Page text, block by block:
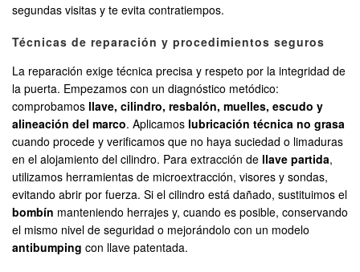
segundas visitas y te evita contratiempos.
Técnicas de reparación y procedimientos seguros
La reparación exige técnica precisa y respeto por la integridad de
la puerta. Empezamos con un diagnóstico metódico:
comprobamos llave, cilindro, resbalón, muelles, escudo y
alineación del marco. Aplicamos lubricación técnica no grasa
cuando procede y verificamos que no haya suciedad o limaduras
en el alojamiento del cilindro. Para extracción de llave partida,
utilizamos herramientas de microextracción, visores y sondas,
evitando abrir por fuerza. Si el cilindro está dañado, sustituimos el
bombín manteniendo herrajes y, cuando es posible, conservando
el mismo nivel de seguridad o mejorándolo con un modelo
antibumping con llave patentada.